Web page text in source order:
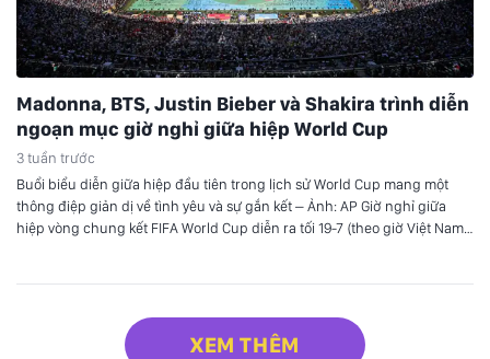
Madonna, BTS, Justin Bieber và Shakira trình diễn
ngoạn mục giờ nghỉ giữa hiệp World Cup
3 tuần trước
Buổi biểu diễn giữa hiệp đầu tiên trong lịch sử World Cup mang một
thông điệp giản dị về tình yêu và sự gắn kết – Ảnh: AP Giờ nghỉ giữa
hiệp vòng chung kết FIFA World Cup diễn ra tối 19-7 (theo giờ Việt Nam)
XEM THÊM